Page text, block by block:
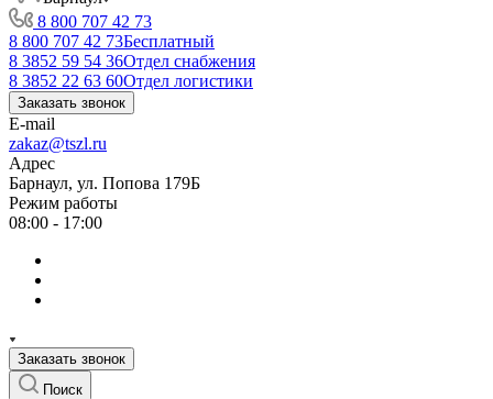
8 800 707 42 73
8 800 707 42 73Бесплатный
8 3852 59 54 36Отдел снабжения
8 3852 22 63 60Отдел логистики
Заказать звонок
E-mail
zakaz@tszl.ru
Адрес
Барнаул, ул. Попова 179Б
Режим работы
08:00 - 17:00
Заказать звонок
Поиск